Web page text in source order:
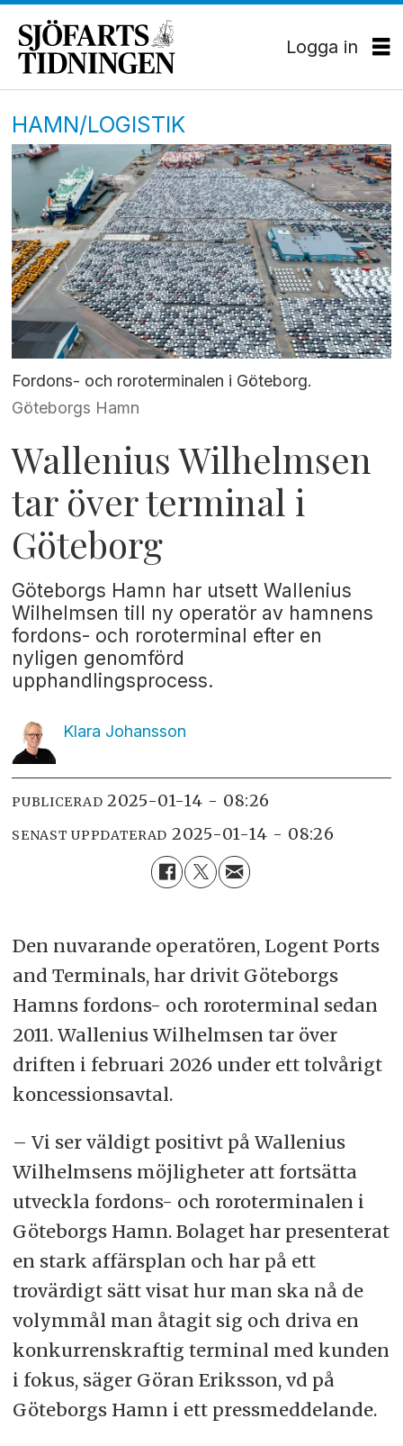
Logga in
HAMN/LOGISTIK
Fordons- och roroterminalen i Göteborg.
Göteborgs Hamn
Wallenius Wilhelmsen
tar över terminal i
Göteborg
Göteborgs Hamn har utsett Wallenius
Wilhelmsen till ny operatör av hamnens
fordons- och roroterminal efter en
nyligen genomförd
upphandlingsprocess.
Klara Johansson
PUBLICERAD 2025-01-14 - 08:26
SENAST UPPDATERAD 2025-01-14 - 08:26
Den nuvarande operatören, Logent Ports
and Terminals, har drivit Göteborgs
Hamns fordons- och roroterminal sedan
2011. Wallenius Wilhelmsen tar över
driften i februari 2026 under ett tolvårigt
koncessionsavtal.
– Vi ser väldigt positivt på Wallenius
Wilhelmsens möjligheter att fortsätta
utveckla fordons- och roroterminalen i
Göteborgs Hamn. Bolaget har presenterat
en stark affärsplan och har på ett
trovärdigt sätt visat hur man ska nå de
volymmål man åtagit sig och driva en
konkurrenskraftig terminal med kunden
i fokus, säger Göran Eriksson, vd på
Göteborgs Hamn i ett pressmeddelande.